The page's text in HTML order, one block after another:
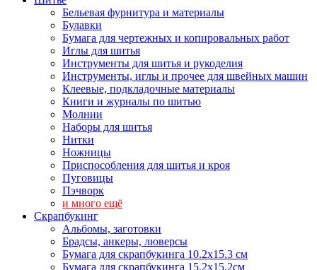
Бельевая фурнитура и материалы
Булавки
Бумага для чертежных и копировальных работ
Иглы для шитья
Инструменты для шитья и рукоделия
Инструменты, иглы и прочее для швейных машин
Клеевые, подкладочные материалы
Книги и журналы по шитью
Молнии
Наборы для шитья
Нитки
Ножницы
Приспособления для шитья и кроя
Пуговицы
Пэчворк
и много ещё
Скрапбукинг
Альбомы, заготовки
Брадсы, анкеры, люверсы
Бумага для скрапбукинга 10.2х15.3 см
Бумага для скрапбукинга 15,2х15,2см